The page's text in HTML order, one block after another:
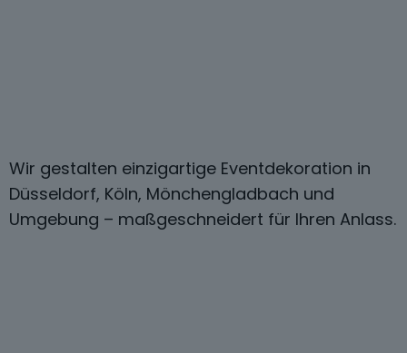
Wir gestalten einzigartige Eventdekoration in
Düsseldorf, Köln, Mönchengladbach und
Umgebung – maßgeschneidert für Ihren Anlass.